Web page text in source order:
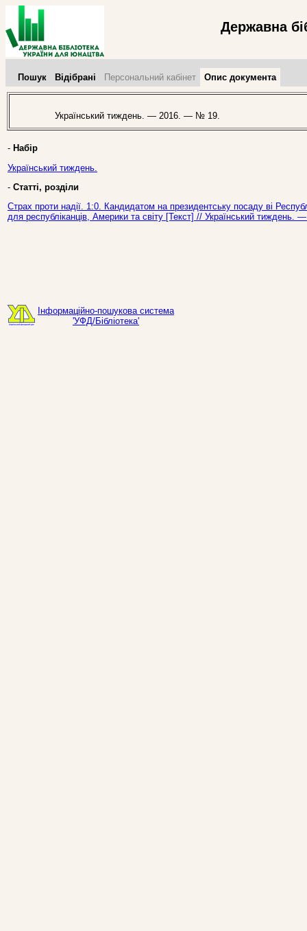
Державна
Пошук Відібрані Персональний кабінет Опис документа
Український тиждень. — 2016. — № 19.
- Набір
Український тиждень.
- Статті, розділи
Страх проти надії. 1:0. Кандидатом на президентську посаду ві
для республіканців, Америки та світу [Текст] // Український
Інформаційно-пошукова система
'УФД/Бібліотека'